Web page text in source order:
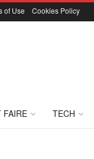
of Use Cookies Policy
FAIRE TECH